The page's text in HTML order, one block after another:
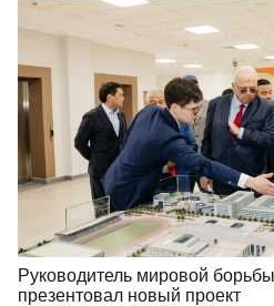
Руководитель мировой
презентовал новый проект